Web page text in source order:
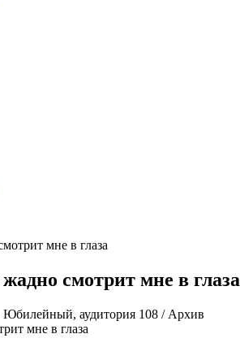
мне в глаза
смотрит мне в глаза
Юбилейный, аудитория 108 / Архив